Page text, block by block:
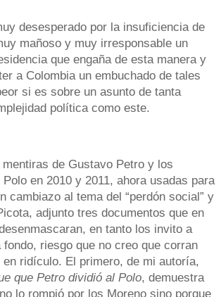
desesperado por la insuficiencia de
mañoso y muy irresponsable un
que engaña de esta manera y
a Colombia un embuchado de tales
si es sobre un asunto de tanta
política como este.
de Gustavo Petro y los
en 2010 y 2011, ahora usadas para
cambiazo al tema del “perdón social” y
adjunto tres documentos que en
en tanto los invito a
riesgo que no creo que corran
en ridículo. El primero, de mi autoría,
que Petro dividió al Polo, demuestra
lo rompió por los Moreno sino porque